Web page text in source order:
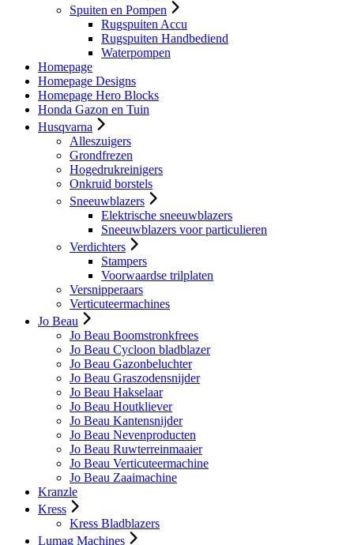
Spuiten en Pompen
Rugspuiten Accu
Rugspuiten Handbediend
Waterpompen
Homepage
Homepage Designs
Homepage Hero Blocks
Honda Gazon en Tuin
Husqvarna
Alleszuigers
Grondfrezen
Hogedrukreinigers
Onkruid borstels
Sneeuwblazers
Elektrische sneeuwblazers
Sneeuwblazers voor particulieren
Verdichters
Stampers
Voorwaardse trilplaten
Versnipperaars
Verticuteermachines
Jo Beau
Jo Beau Boomstronkfrees
Jo Beau Cycloon bladblazer
Jo Beau Gazonbeluchter
Jo Beau Graszodensnijder
Jo Beau Hakselaar
Jo Beau Houtkliever
Jo Beau Kantensnijder
Jo Beau Nevenproducten
Jo Beau Ruwterreinmaaier
Jo Beau Verticuteermachine
Jo Beau Zaaimachine
Kranzle
Kress
Kress Bladblazers
Lumag Machines